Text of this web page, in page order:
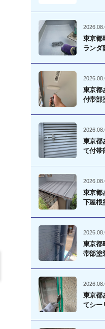
東京都
ランダ
東京都
付帯部
東京都
て付帯
東京都
下屋根
東京都
帯部塗
東京都
てシー